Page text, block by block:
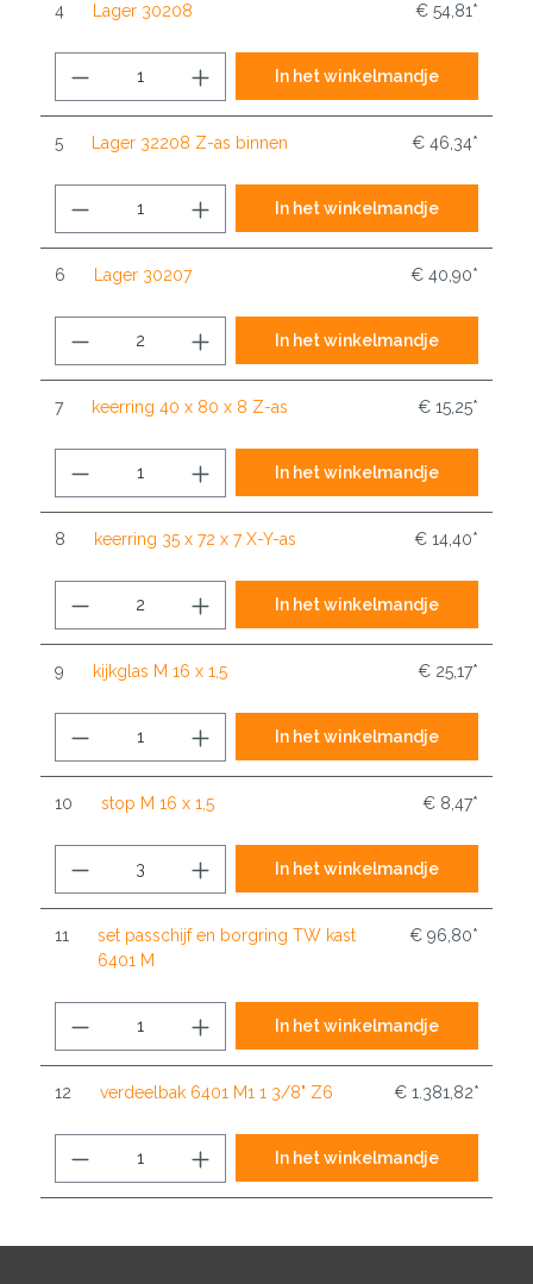
4 Lager 30208 € 54,81*
In het winkelmandje
5 Lager 32208 Z-as binnen € 46,34*
In het winkelmandje
6 Lager 30207 € 40,90*
In het winkelmandje
7 keerring 40 x 80 x 8 Z-as € 15,25*
In het winkelmandje
8 keerring 35 x 72 x 7 X-Y-as € 14,40*
In het winkelmandje
9 kijkglas M 16 x 1,5 € 25,17*
In het winkelmandje
10 stop M 16 x 1,5 € 8,47*
In het winkelmandje
11
set passchijf en borgring TW kast
6401 M
€ 96,80*
In het winkelmandje
12 verdeelbak 6401 M1 1 3/8" Z6 € 1.381,82*
In het winkelmandje